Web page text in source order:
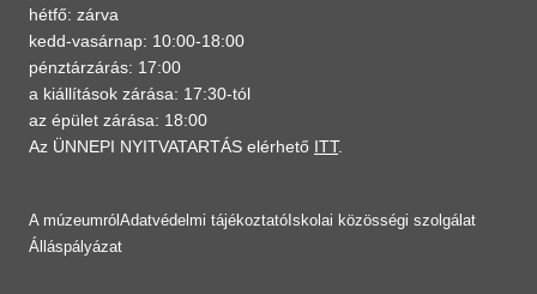
hétfő: zárva
kedd-vasárnap: 10:00-18:00
pénztárzárás: 17:00
a kiállítások zárása: 17:30-tól
az épület zárása: 18:00
Az ÜNNEPI NYITVATARTÁS elérhető ITT.
A múzeumról Adatvédelmi tájékoztató Iskolai közösségi szolgálat
Álláspályázat